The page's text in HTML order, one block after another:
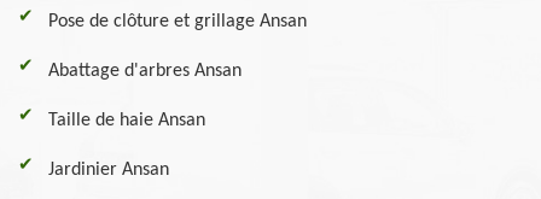
Pose de clôture et grillage Ansan
Abattage d'arbres Ansan
Taille de haie Ansan
Jardinier Ansan